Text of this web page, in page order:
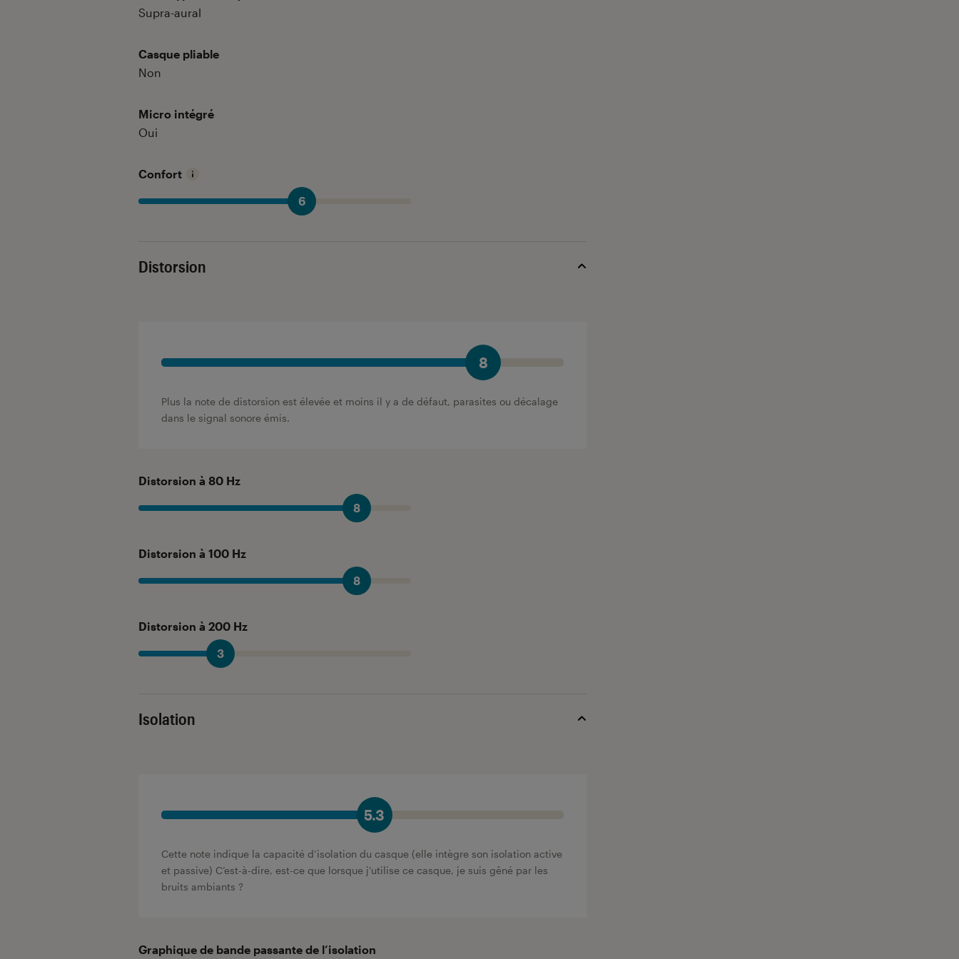
Supra-aural
Casque pliable
Non
Micro intégré
Oui
Confort
6
Distorsion
8
Plus la note de distorsion est élevée et moins il y a de défaut, parasites ou décalage
dans le signal sonore émis.
Distorsion à 80 Hz
8
Distorsion à 100 Hz
8
Distorsion à 200 Hz
3
Isolation
5.3
Cette note indique la capacité d’isolation du casque (elle intègre son isolation active
et passive) C’est-à-dire, est-ce que lorsque j’utilise ce casque, je suis gêné par les
bruits ambiants ?
Graphique de bande passante de l’isolation